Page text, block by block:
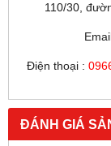
110/30,
Điện thoại :
ĐÁNH GIÁ